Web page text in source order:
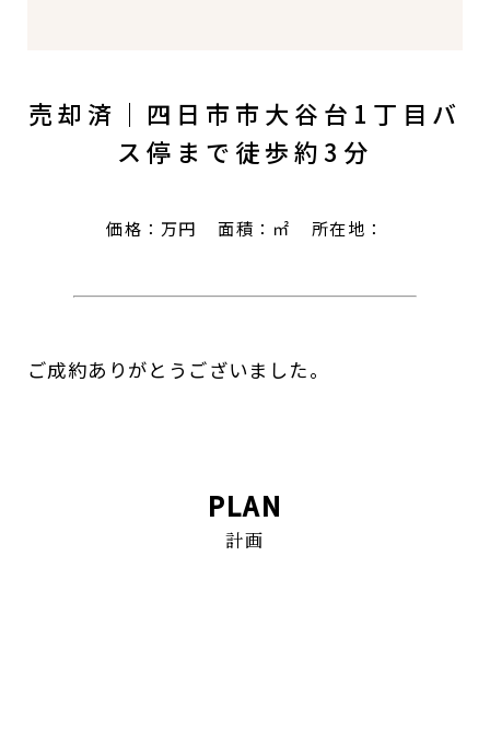
売却済｜四日市市大谷台1丁目バ
ス停まで徒歩約3分
価格：万円 面積：㎡ 所在地：
ご成約ありがとうございました。
PLAN
計画